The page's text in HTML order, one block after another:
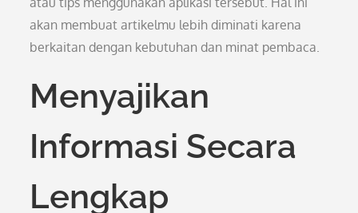
akan membuat artikelmu lebih diminati karena
berkaitan dengan kebutuhan dan minat pembaca.
Menyajikan
Informasi Secara
Lengkap